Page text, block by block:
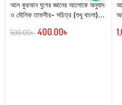
আল কুরআন যুগের জ্ঞানের আলোকে অনুবাদ
ও মৌলিক তাফসীর- সচিত্র (শুধু বাংলা)
500.00৳ 400.00৳